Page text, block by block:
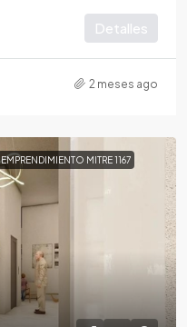
Detalles
2 meses ago
EMPRENDIMIENTO MITRE 1167